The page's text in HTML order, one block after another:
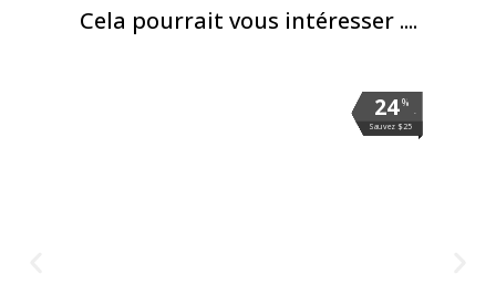
Cela pourrait vous intéresser ....
%
.
24
Sauvez $25
%
.
24
Sauvez $25
%
.
24
Sauvez $25
%
.
24
Sauvez $25
%
.
24
Sauvez $25
%
.
24
Sauvez $25
%
.
24
Sauvez $25
%
.
24
Sauvez $25